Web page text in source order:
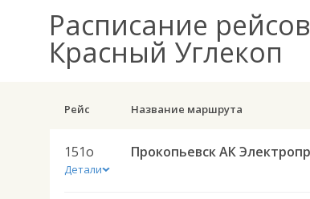
Расписание рейсов
Красный Углекоп
Рейс Название маршрута
151о
Детали